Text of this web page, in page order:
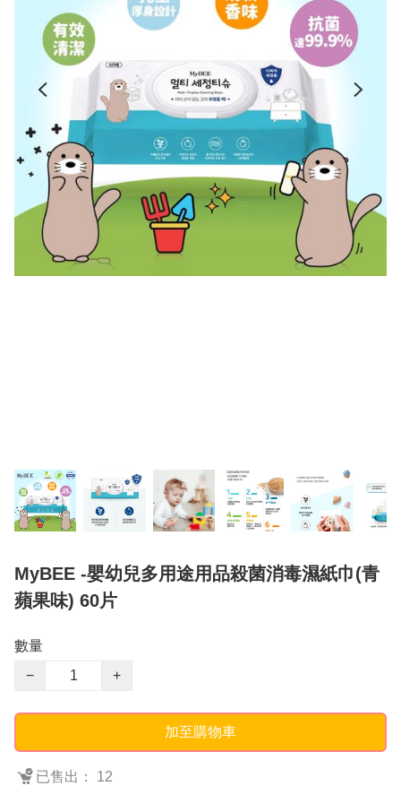
MyBEE -嬰幼兒多用途用品殺菌消毒濕紙巾(青
蘋果味) 60片
數量
−
+
加至購物車
已售出： 12